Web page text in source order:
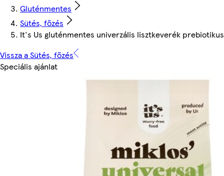
Gluténmentes
Sütés, főzés
It's Us gluténmentes univerzális lisztkeverék
Vissza a Sütés, főzés
Speciális ajánlat